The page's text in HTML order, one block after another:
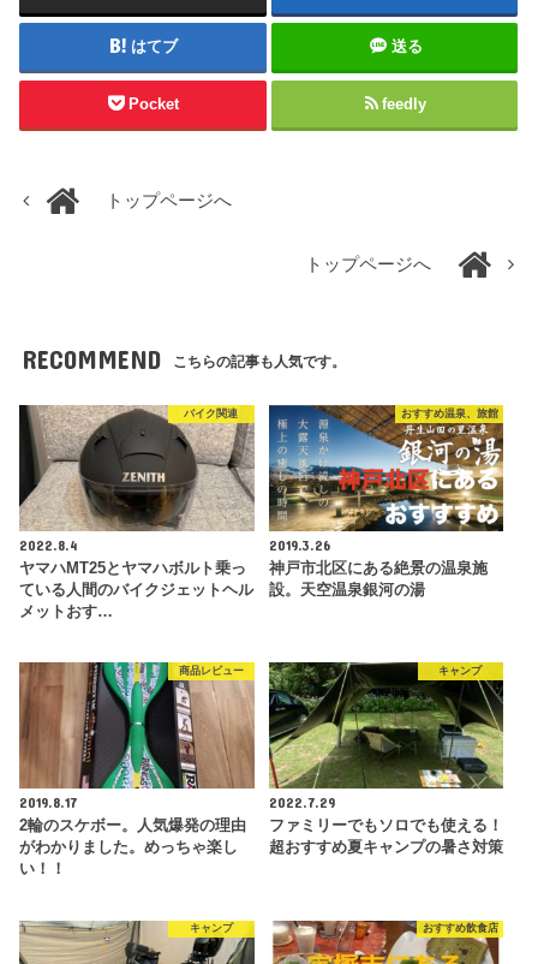
はてブ 送る
Pocket feedly
トップページへ
トップページへ
RECOMMEND こちらの記事も人気です。
バイク関連
2022.8.4
ヤマハMT25とヤマハボルト乗っ
ている人間のバイクジェットヘル
メットおす…
おすすめ温泉、旅館
2019.3.26
神戸市北区にある絶景の温泉施
設。天空温泉銀河の湯
商品レビュー
2019.8.17
2輪のスケボー。人気爆発の理由
がわかりました。めっちゃ楽し
い！！
キャンプ
2022.7.29
ファミリーでもソロでも使える！
超おすすめ夏キャンプの暑さ対策
キャンプ おすすめ飲食店